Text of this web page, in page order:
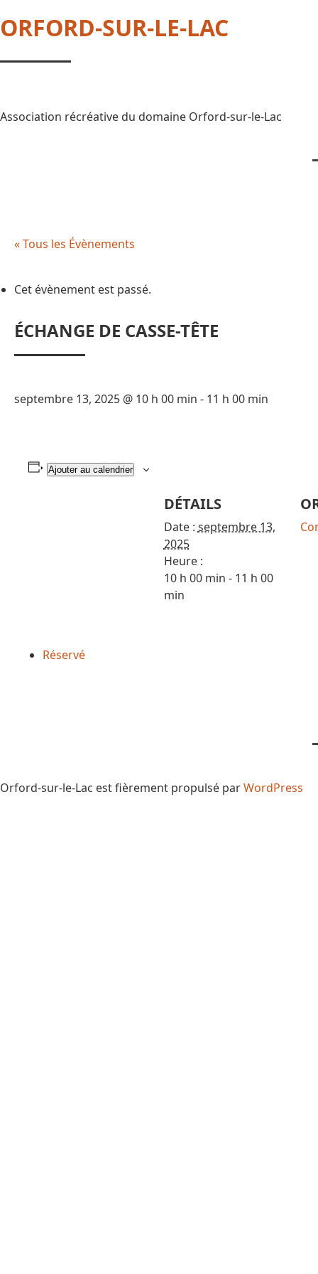
ORFORD-SUR-LE-LAC
Association récréative du domaine Orford-sur-le-Lac
« Tous les Évènements
Cet évènement est passé.
ÉCHANGE DE CASSE-TÊTE
septembre 13, 2025 @ 10 h 00 min - 11 h 00 min
Ajouter au calendrier
DÉTAILS
Date : septembre 13,
2025
Heure :
10 h 00 min - 11 h 00
min
Réservé
Orford-sur-le-Lac est fièrement propulsé parWordPress